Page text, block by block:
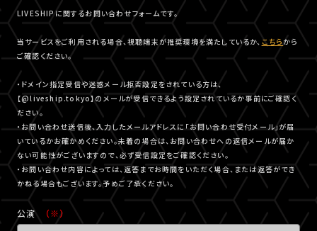
LIVESHIPに関するお問い合わせフォームです。
当サービスをご利用される場合、視聴端末が推奨環境を満たしているか、 こちらから
ご確認ください。
・ドメイン指定受信や迷惑メール拒否設定をされている方は、
【@liveship.tokyo】のメールが受信できるよう設定されているか事前にご確認く
ださい。
・お問い合わせ送信後、入力したメールアドレスに「お問い合わせ受付メール」が届
いているかお確かめください。未着の場合は、お問い合わせへの返信メールが届か
ない可能性がございますので、必ず受信設定をご確認ください。
・お問い合わせ内容によっては、返答までお時間をいただく場合、または返答ができ
かねる場合もございます。予めご了承ください。
公演 （※）